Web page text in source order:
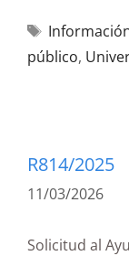
público,
R814/2025
11/03/2026
Solicitud al